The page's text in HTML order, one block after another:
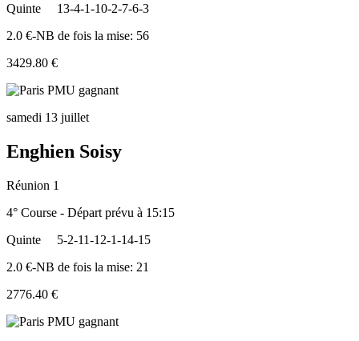
Quinte
13-4-1-10-2-7-6-3
2.0 €-NB de fois la mise: 56
3429.80 €
samedi 13 juillet
Enghien Soisy
Réunion 1
4° Course - Départ prévu à 15:15
Quinte
5-2-11-12-1-14-15
2.0 €-NB de fois la mise: 21
2776.40 €